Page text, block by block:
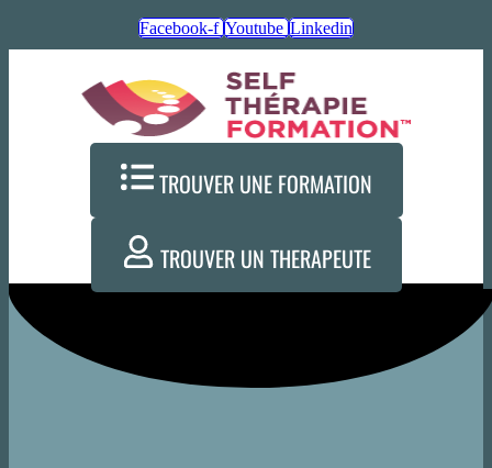
Facebook-f Youtube Linkedin
TROUVER UNE FORMATION
TROUVER UN THERAPEUTE